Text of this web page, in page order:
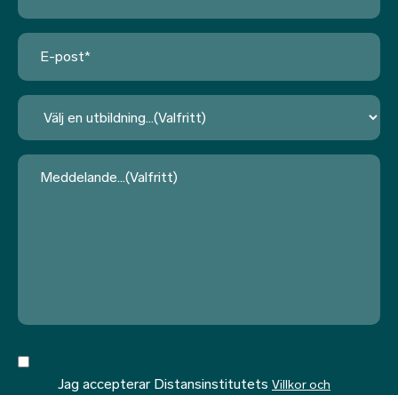
E-
post
Utbildning
Meddelande
Jag accepterar Distansinstitutets Villkor och